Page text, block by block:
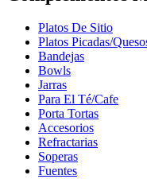
Platos De Sitio
Platos Picadas/
Bandejas
Bowls
Jarras
Para El Té/Cafe
Porta Tortas
Accesorios
Refractarias
Soperas
Fuentes